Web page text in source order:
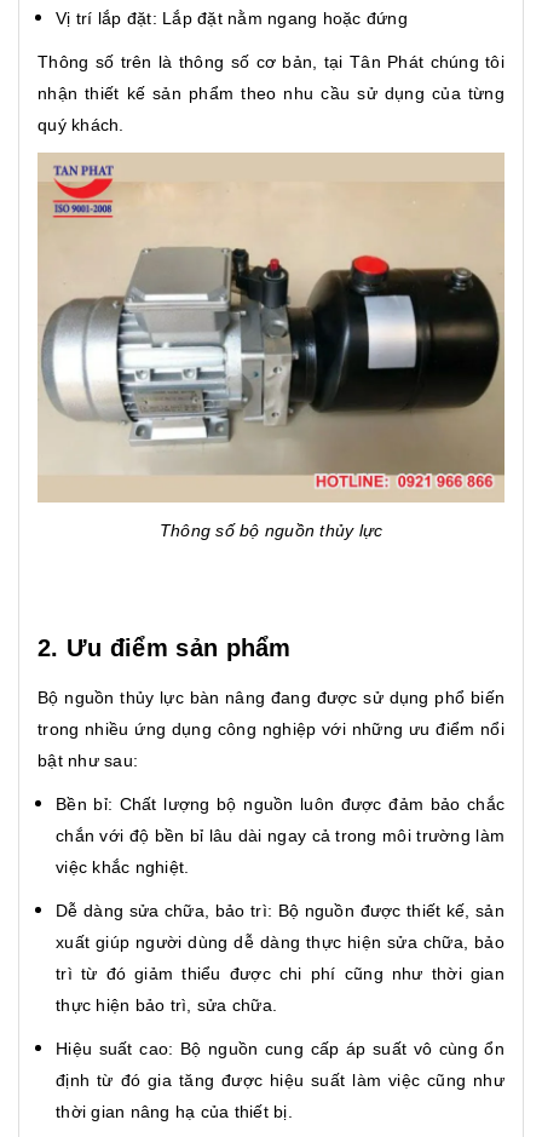
Vị trí lắp đặt: Lắp đặt nằm ngang hoặc đứng
Thông số trên là thông số cơ bản, tại Tân Phát chúng tôi
nhận thiết kế sản phẩm theo nhu cầu sử dụng của từng
quý khách.
Thông số bộ nguồn thủy lực
2. Ưu điểm sản phẩm
Bộ nguồn thủy lực bàn nâng đang được sử dụng phổ biến
trong nhiều ứng dụng công nghiệp với những ưu điểm nổi
bật như sau:
Bền bỉ: Chất lượng bộ nguồn luôn được đảm bảo chắc
chắn với độ bền bỉ lâu dài ngay cả trong môi trường làm
việc khắc nghiệt.
Dễ dàng sửa chữa, bảo trì: Bộ nguồn được thiết kế, sản
xuất giúp người dùng dễ dàng thực hiện sửa chữa, bảo
trì từ đó giảm thiểu được chi phí cũng như thời gian
thực hiện bảo trì, sửa chữa.
Hiệu suất cao: Bộ nguồn cung cấp áp suất vô cùng ổn
định từ đó gia tăng được hiệu suất làm việc cũng như
thời gian nâng hạ của thiết bị.